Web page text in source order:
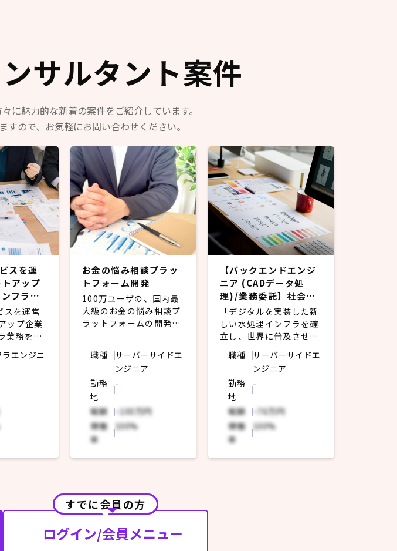
人間が経営に参加している
・エンジニアの人事評価にエンジ
サルタント案件
に魅力的な新着の案件をご紹介しています。
ので、お気軽にお問い合わせください。
スを運
アップ
フラ業
スを運営
ップ企業
業務をお
】
る複数の
るインフ
いただき
理周りを
ートす
め、業界
アップも
がら一緒
いきます
ど、協力
ラエンジニ
お金の悩み相談プラッ
トフォーム開発
100万ユーザの、国内最
大級のお金の悩み相談プ
ラットフォームの開発全
【フロントエンド全般の
開発、運用】
・モダンな技術やデザイ
ンシステムを取り入れた
フロントエンド開発
・分析レポートを提供す
るライブラリの開発
・アプリケーションと連
携するための API 開発
・バックエンド全般の開
発、運用
・デザイナーとコミュニ
ケーションしながら
職種
サーバーサイドエ
ンジニア
勤務
地
-
報酬
~100万円
稼働
率
100%
【バックエンドエンジ
ニア (CADデータ処
理)/業務委託】社会課
題に挑戦するアルゴリ
ズムを活用した新規プ
ロダクトの製品化をリ
「デジタルを実装した新
しい水処理インフラを確
立し、世界に普及させ
る。」をミッションに、
水不足問題の解決に取り
組む。今回は、新規プロ
ダクトの製品化に向け
て、CADデータ処理を行
う自社システムの開発に
携わっていただける方を
募集。
・CADデータ生成・取
職種
サーバーサイドエ
ンジニア
勤務
地
-
報酬
~76万円
稼働
率
100%
すでに会員の方
ログイン/会員メニュー